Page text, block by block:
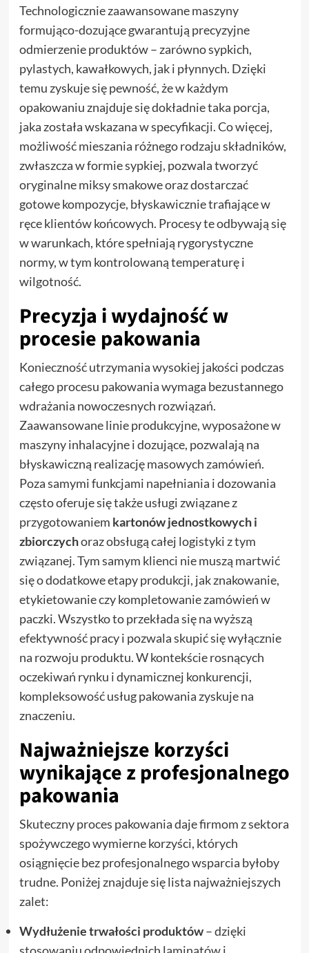
Technologicznie zaawansowane maszyny
formująco-dozujące gwarantują precyzyjne
odmierzenie produktów – zarówno sypkich,
pylastych, kawałkowych, jak i płynnych. Dzięki
temu zyskuje się pewność, że w każdym
opakowaniu znajduje się dokładnie taka porcja,
jaka została wskazana w specyfikacji. Co więcej,
możliwość mieszania różnego rodzaju składników,
zwłaszcza w formie sypkiej, pozwala tworzyć
oryginalne miksy smakowe oraz dostarczać
gotowe kompozycje, błyskawicznie trafiające w
ręce klientów końcowych. Procesy te odbywają się
w warunkach, które spełniają rygorystyczne
normy, w tym kontrolowaną temperaturę i
wilgotność.
Precyzja i wydajność w
procesie pakowania
Konieczność utrzymania wysokiej jakości podczas
całego procesu pakowania wymaga bezustannego
wdrażania nowoczesnych rozwiązań.
Zaawansowane linie produkcyjne, wyposażone w
maszyny inhalacyjne i dozujące, pozwalają na
błyskawiczną realizację masowych zamówień.
Poza samymi funkcjami napełniania i dozowania
często oferuje się także usługi związane z
przygotowaniem kartonów jednostkowych i
zbiorczychoraz obsługą całej logistyki z tym
związanej. Tym samym klienci nie muszą martwić
się o dodatkowe etapy produkcji, jak znakowanie,
etykietowanie czy kompletowanie zamówień w
paczki. Wszystko to przekłada się na wyższą
efektywność pracy i pozwala skupić się wyłącznie
na rozwoju produktu. W kontekście rosnących
oczekiwań rynku i dynamicznej konkurencji,
kompleksowość usług pakowania zyskuje na
znaczeniu.
Najważniejsze korzyści
wynikające z profesjonalnego
pakowania
Skuteczny proces pakowania daje firmom z sektora
spożywczego wymierne korzyści, których
osiągnięcie bez profesjonalnego wsparcia byłoby
trudne. Poniżej znajduje się lista najważniejszych
zalet:
Wydłużenie trwałości produktów– dzięki